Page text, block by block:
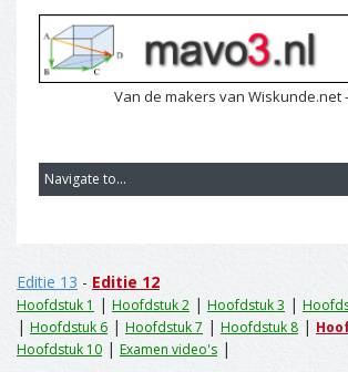
Van de makers van Wiskunde.net
Editie 13 - Editie 12
Hoofdstuk 1 | Hoofdstuk 2 | Hoofdstuk 3 |
| Hoofdstuk 6 | Hoofdstuk 7 | Hoofdstuk 8 |
Hoofdstuk 10 | Examen video's |